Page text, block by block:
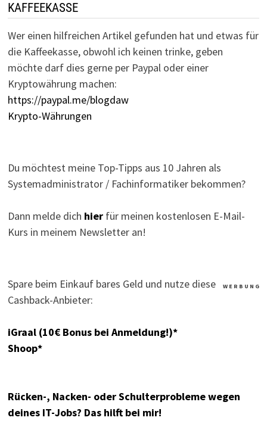
KAFFEEKASSE
Wer einen hilfreichen Artikel gefunden hat und etwas für
die Kaffeekasse, obwohl ich keinen trinke, geben
möchte darf dies gerne per Paypal oder einer
Kryptowährung machen:
https://paypal.me/blogdaw
Krypto-Währungen
Du möchtest meine Top-Tipps aus 10 Jahren als
Systemadministrator / Fachinformatiker bekommen?
Dann melde dich hierfür meinen kostenlosen E-Mail-
Kurs in meinem Newsletter an!
W E R B U N G
Spare beim Einkauf bares Geld und nutze diese
Cashback-Anbieter:
iGraal (10€ Bonus bei Anmeldung!)*
Shoop*
Rücken-, Nacken- oder Schulterprobleme wegen
deines IT-Jobs? Das hilft bei mir!